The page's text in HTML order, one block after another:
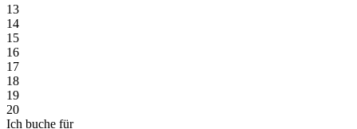
13
14
15
16
17
18
19
20
Ich buche für